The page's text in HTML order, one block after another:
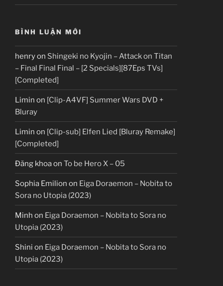
BÌNH LUẬN MỚI
henryon Shingeki no Kyojin – Attack on Titan
– Final Final Final – [2 Specials][87Eps TVs]
[Completed]
Limin on [Clip-A4VF] Summer Wars DVD +
Bluray
Limin on [Clip-sub] Elfen Lied [Bluray Remake]
[Completed]
Đăng khoaon To be Hero X – 05
Sophia Emilion on Eiga Doraemon – Nobita to
Sora no Utopia (2023)
Minh on Eiga Doraemon – Nobita to Sora no
Utopia (2023)
Shini on Eiga Doraemon – Nobita to Sora no
Utopia (2023)